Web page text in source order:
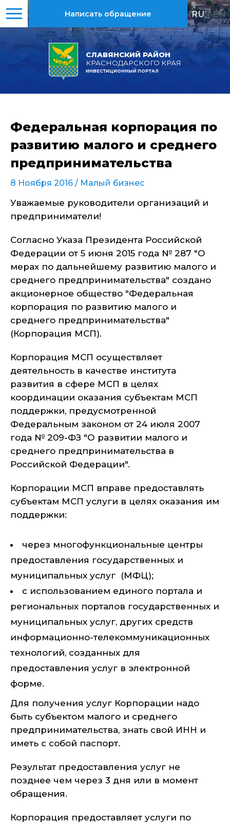
СЛАВЯНСКИЙ РАЙОН
КРАСНОДАРСКОГО КРАЯ
ИНВЕСТИЦИОННЫЙ ПОРТАЛ
Написать обращение RU | EN
Федеральная корпорация по
развитию малого и среднего
предпринимательства
8 Ноября 2016 / Малый бизнес
Уважаемые руководители организаций и
предприниматели!
Согласно Указа Президента Российской
Федерации от 5 июня 2015 года № 287 "О
мерах по дальнейшему развитию малого и
среднего предпринимательства" создано
акционерное общество "Федеральная
корпорация по развитию малого и
среднего предпринимательства"
(Корпорация МСП).
Корпорация МСП осуществляет
деятельность в качестве института
развития в сфере МСП в целях
координации оказания субъектам МСП
поддержки, предусмотренной
Федеральным законом от 24 июля 2007
года № 209-ФЗ "О развитии малого и
среднего предпринимательства в
Российской Федерации".
Корпорации МСП вправе предоставлять
субъектам МСП услуги в целях оказания им
поддержки:
через многофункциональные центры
предоставления государственных и
муниципальных услуг (МФЦ);
с использованием единого портала и
региональных порталов государственных и
муниципальных услуг, других средств
информационно-телекоммуникационных
технологий, созданных для
предоставления услуг в электронной
форме.
Для получения услуг Корпорации надо
быть субъектом малого и среднего
предпринимательства, знать свой ИНН и
иметь с собой паспорт.
Результат предоставления услуг не
позднее чем через 3 дня или в момент
обращения.
Корпорация предоставляет услуги по